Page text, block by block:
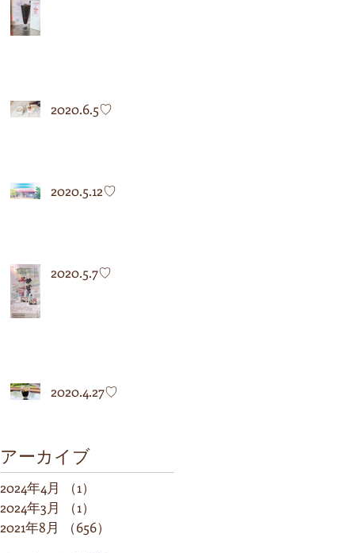
2020.6.5♡
2020.5.12♡
2020.5.7♡
2020.4.27♡
アーカイブ
2024年4月 （1）
2024年3月
（1）
2021年8月
（656）